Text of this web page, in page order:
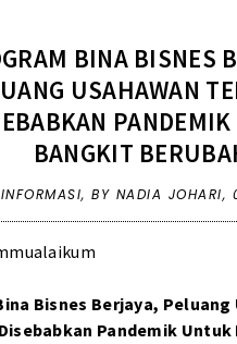
BINA BISNES
USAHAWAN
BANGKIT
INFORMASI,BY NADIA JOHARI,
Bisnes Berjaya, Peluang
Pandemik